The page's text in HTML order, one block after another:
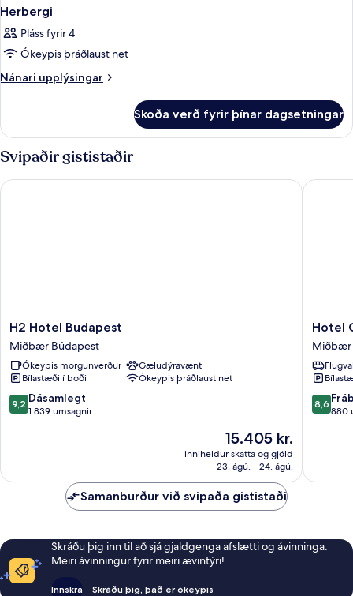
Herbergi
Pláss fyrir 4
Ókeypis þráðlaust net
Nánari upplýsingar
Nánari
Skoða verð fyrir þínar dagsetningar
Svipaðir gististaðir
H2
Hotel
Budapest
Miðbær
Búdapest
H2 Hotel Budapest
Miðbær Búdapest
Ókeypis morgunverður
Gæludýravænt
Bílastæði í boði
Ókeypis þráðlaust net
9.2
af
9,2 Dásamlegt
1.839 umsagnir
Verðið
15.405 kr.
15.405 kr.
inniheldur skatta og gjöld
23. ágú. - 24. ágú.
H2 Hotel Budapest
Hotel
Charles
Miðbær
Hotel
Miðbær
8.6
af
8,6
880
Hotel
Samanburður við svipaða gististaði
Skráðu þig inn til að sjá gjaldgenga afslætti og ávinninga.
Meiri ávinningur fyrir meiri ævintýri!
Innskrá Skráðu þig, það er ókeypis